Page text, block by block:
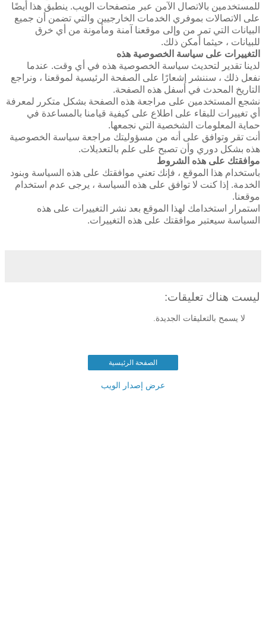
للمستخدمين بالاتصال الآمن عبر متصفحات الويب. ينطبق هذا أيضًا
على الاتصالات بموفري الخدمات الخارجيين والتي تضمن أن جميع
البيانات التي تمر من وإلى موقعنا آمنة ومأمونة من أي خرق
للبيانات ، حيثما أمكن ذلك.
التغييرات على سياسة الخصوصية هذه
لدينا تقدير لتحديث سياسة الخصوصية هذه في أي وقت. عندما
نفعل ذلك ، سننشر إشعارًا على الصفحة الرئيسية لموقعنا ، ونراجع
التاريخ المحدث في أسفل هذه الصفحة.
نشجع المستخدمين على مراجعة هذه الصفحة بشكل متكرر لمعرفة
أي تغييرات للبقاء على اطلاع على كيفية قيامنا بالمساعدة في
حماية المعلومات الشخصية التي نجمعها.
أنت تقر وتوافق على أنه من مسؤوليتك مراجعة سياسة الخصوصية
هذه بشكل دوري وأن تصبح على علم بالتعديلات.
موافقتك على هذه الشروط
باستخدام هذا الموقع ، فإنك تعني موافقتك على هذه السياسة وبنود
الخدمة. إذا كنت لا توافق على هذه السياسة ، يرجى عدم استخدام
موقعنا.
استمرار استخدامك لهذا الموقع بعد نشر التغييرات على هذه
السياسة سيعتبر موافقتك على هذه التغييرات.
ليست هناك تعليقات:
لا يسمح بالتعليقات الجديدة.
الصفحة الرئيسية
عرض إصدار الويب